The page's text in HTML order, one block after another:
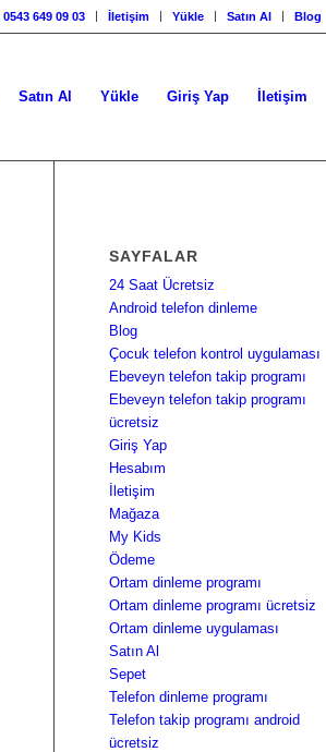
0543 649 09 03 İletişim Yükle Satın Al Blog
Satın Al Yükle Giriş Yap İletişim
SAYFALAR
24 Saat Ücretsiz
Android telefon dinleme
Blog
Çocuk telefon kontrol uygulaması
Ebeveyn telefon takip programı
Ebeveyn telefon takip programı
ücretsiz
Giriş Yap
Hesabım
İletişim
Mağaza
My Kids
Ödeme
Ortam dinleme programı
Ortam dinleme programı ücretsiz
Ortam dinleme uygulaması
Satın Al
Sepet
Telefon dinleme programı
Telefon takip programı android
ücretsiz